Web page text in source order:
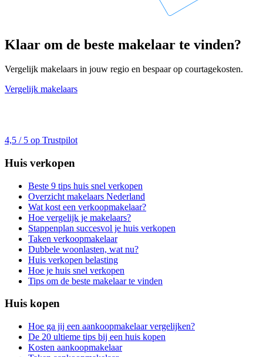
Klaar om de beste makelaar te vinden?
Vergelijk makelaars in jouw regio en bespaar op courtagekosten.
Vergelijk makelaars
4,5 / 5 op Trustpilot
Huis verkopen
Beste 9 tips huis snel verkopen
Overzicht makelaars Nederland
Wat kost een verkoopmakelaar?
Hoe vergelijk je makelaars?
Stappenplan succesvol je huis verkopen
Taken verkoopmakelaar
Dubbele woonlasten, wat nu?
Huis verkopen belasting
Hoe je huis snel verkopen
Tips om de beste makelaar te vinden
Huis kopen
Hoe ga jij een aankoopmakelaar vergelijken?
De 20 ultieme tips bij een huis kopen
Kosten aankoopmakelaar